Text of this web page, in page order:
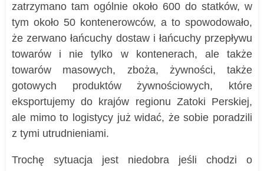
zatrzymano tam ogólnie około 600 do statków, w
tym około 50 kontenerowców, a to spowodowało,
że zerwano łańcuchy dostaw i łańcuchy przepływu
towarów i nie tylko w kontenerach, ale także
towarów masowych, zboża, żywności, także
gotowych produktów żywnościowych, które
eksportujemy do krajów regionu Zatoki Perskiej,
ale mimo to logistycy już widać, że sobie poradzili
z tymi utrudnieniami.
Trochę sytuacja jest niedobra jeśli chodzi o